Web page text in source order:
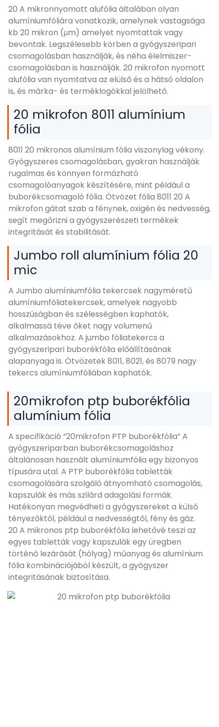
20 A mikronnyomott alufólia általában olyan
alumíniumfóliára vonatkozik, amelynek vastagsága
kb 20 mikron (μm) amelyet nyomtattak vagy
bevontak. Legszélesebb körben a gyógyszeripari
csomagolásban használják, és néha élelmiszer-
csomagolásban is használják. 20 mikrofon nyomott
alufólia van nyomtatva az elülső és a hátsó oldalon
is, és márka- és terméklogókkal jelölhető.
20 mikrofon 8011 alumínium
fólia
8011 20 mikronos alumínium fólia viszonylag vékony.
Gyógyszeres csomagolásban, gyakran használják
rugalmas és könnyen formázható
csomagolóanyagok készítésére, mint például a
buborékcsomagoló fólia. Ötvözet fólia 8011 20 A
mikrofon gátat szab a fénynek, oxigén és nedvesség,
segít megőrizni a gyógyszerészeti termékek
integritását és stabilitását.
Jumbo roll alumínium fólia 20
mic
A Jumbo alumíniumfólia tekercsek nagyméretű
alumíniumfóliatekercsek, amelyek nagyobb
hosszúságban és szélességben kaphatók,
alkalmassá téve őket nagy volumenű
alkalmazásokhoz. A jumbo fóliatekercs a
gyógyszeripari buborékfólia előállításának
alapanyaga is. Ötvözetek 8011, 8021, és 8079 nagy
tekercs alumíniumfóliában kaphatók.
20mikrofon ptp buborékfólia
alumínium fólia
A specifikáció “20mikrofon PTP buborékfólia” A
gyógyszeriparban buborékcsomagoláshoz
általánosan használt alumíniumfólia egy bizonyos
típusára utal. A PTP buborékfólia tabletták
csomagolására szolgáló átnyomható csomagolás,
kapszulák és más szilárd adagolási formák.
Hatékonyan megvédheti a gyógyszereket a külső
tényezőktől, például a nedvességtől, fény és gáz.
20 A mikronos ptp buborékfólia lehetővé teszi az
egyes tabletták vagy kapszulák egy üregben
történő lezárását (hólyag) műanyag és alumínium
fólia kombinációjából készült, a gyógyszer
integritásának biztosítása.